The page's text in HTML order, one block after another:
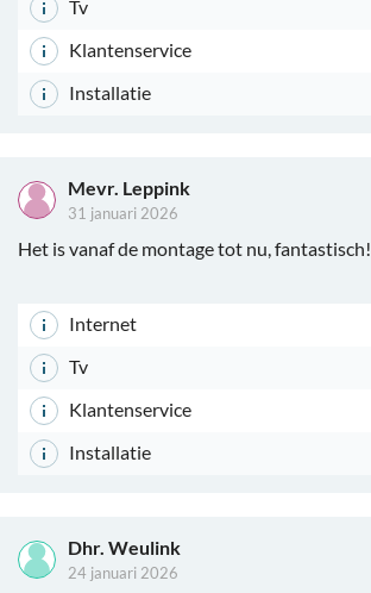
Tv
Klantenservice
Installatie
Mevr. Leppink
31 januari 2026
Het is vanaf de montage tot nu, fantastisch!
Internet
Tv
Klantenservice
Installatie
Dhr. Weulink
24 januari 2026